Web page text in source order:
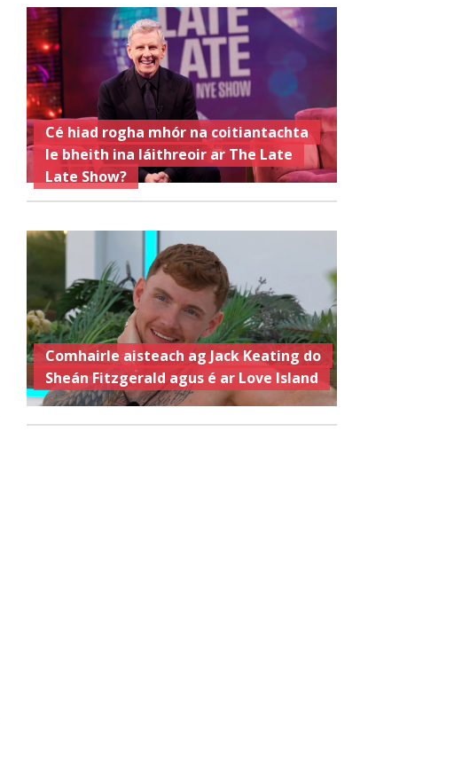
Cé hiad rogha mhór na coitiantachta
le bheith ina láithreoir ar The Late
Late Show?
Comhairle aisteach ag Jack Keating do
Sheán Fitzgerald agus é ar Love Island